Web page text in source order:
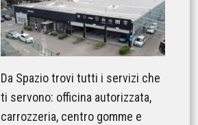
Da Spazio trovi tutti i servizi che
ti servono: officina autorizzata,
carrozzeria, centro gomme e